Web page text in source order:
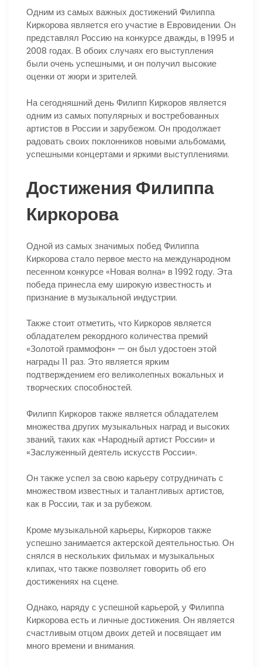
Одним из самых важных достижений Филиппа
Киркорова является его участие в Евровидении. Он
представлял Россию на конкурсе дважды, в 1995 и
2008 годах. В обоих случаях его выступления
были очень успешными, и он получил высокие
оценки от жюри и зрителей.
На сегодняшний день Филипп Киркоров является
одним из самых популярных и востребованных
артистов в России и зарубежом. Он продолжает
радовать своих поклонников новыми альбомами,
успешными концертами и яркими выступлениями.
Достижения Филиппа
Киркорова
Одной из самых значимых побед Филиппа
Киркорова стало первое место на международном
песенном конкурсе «Новая волна» в 1992 году. Эта
победа принесла ему широкую известность и
признание в музыкальной индустрии.
Также стоит отметить, что Киркоров является
обладателем рекордного количества премий
«Золотой граммофон» — он был удостоен этой
награды 11 раз. Это является ярким
подтверждением его великолепных вокальных и
творческих способностей.
Филипп Киркоров также является обладателем
множества других музыкальных наград и высоких
званий, таких как «Народный артист России» и
«Заслуженный деятель искусств России».
Он также успел за свою карьеру сотрудничать с
множеством известных и талантливых артистов,
как в России, так и за рубежом.
Кроме музыкальной карьеры, Киркоров также
успешно занимается актерской деятельностью. Он
снялся в нескольких фильмах и музыкальных
клипах, что также позволяет говорить об его
достижениях на сцене.
Однако, наряду с успешной карьерой, у Филиппа
Киркорова есть и личные достижения. Он является
счастливым отцом двоих детей и посвящает им
много времени и внимания.